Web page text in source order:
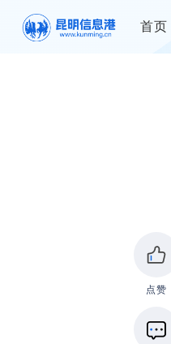
首页
点赞